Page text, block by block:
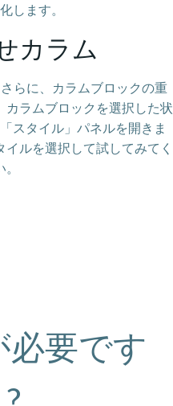
します。
カラム
らに、カラムブロックの重
ラムブロックを選択した状
スタイル」パネルを開きま
ルを選択して試してみてく
要です